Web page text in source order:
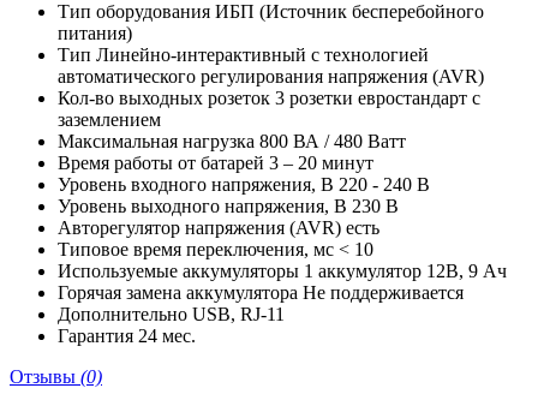
Тип оборудования ИБП (Источник бесперебойного
питания)
Тип Линейно-интерактивный с технологией
автоматического регулирования напряжения (AVR)
Кол-во выходных розеток 3 розетки евростандарт с
заземлением
Максимальная нагрузка 800 ВА / 480 Ватт
Время работы от батарей 3 – 20 минут
Уровень входного напряжения, В 220 - 240 В
Уровень выходного напряжения, В 230 В
Авторегулятор напряжения (AVR) есть
Типовое время переключения, мс < 10
Используемые аккумуляторы 1 аккумулятор 12В, 9 Ач
Горячая замена аккумулятора Не поддерживается
Дополнительно USB, RJ-11
Гарантия 24 мес.
Отзывы (0)